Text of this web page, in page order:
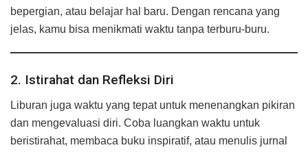
bepergian, atau belajar hal baru. Dengan rencana yang
jelas, kamu bisa menikmati waktu tanpa terburu-buru.
2. Istirahat dan Refleksi Diri
Liburan juga waktu yang tepat untuk menenangkan pikiran
dan mengevaluasi diri. Coba luangkan waktu untuk
beristirahat, membaca buku inspiratif, atau menulis jurnal